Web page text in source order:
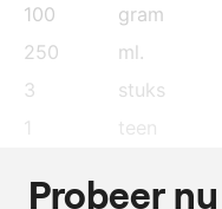
100
gram
250
ml.
3
stuks
1
teen
theel.
Probeer nu